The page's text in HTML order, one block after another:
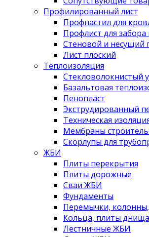
Профилированный лист
Профнастил для
Профлист для
Стеновой и несущий
Лист плоский
Теплоизоляция
Стекловолокнистый
Базальтовая
Пенопласт
Экструдированный
Техническая
Мембраны
Скорлупы для
ЖБИ
Плиты перекрытия
Плиты дорожные
Сваи ЖБИ
Фундаменты
Перемычки,
Кольца, плиты
Лестничные ЖБИ